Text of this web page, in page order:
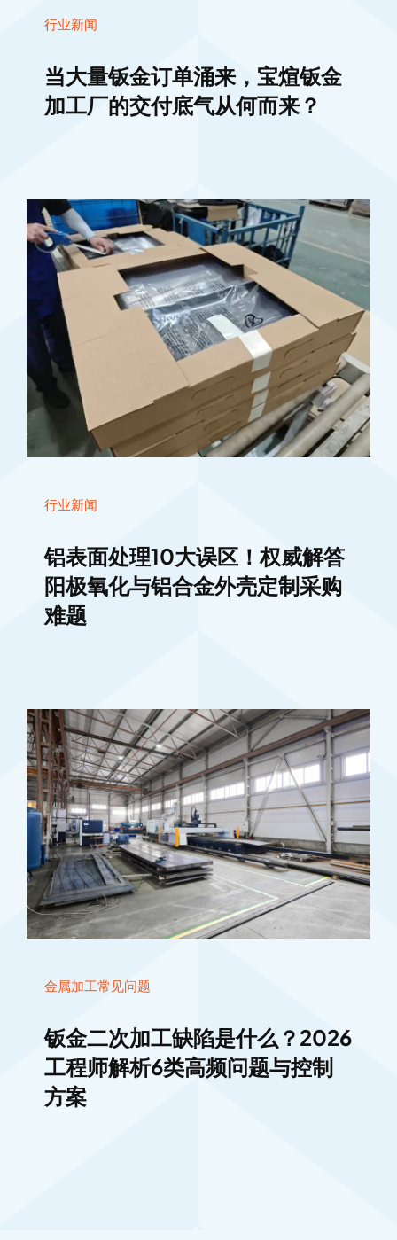
行业新闻
当大量钣金订单涌来，宝煊钣金
加工厂的交付底气从何而来？
行业新闻
铝表面处理10大误区！权威解答
阳极氧化与铝合金外壳定制采购
难题
金属加工常见问题
钣金二次加工缺陷是什么？2026
工程师解析6类高频问题与控制
方案